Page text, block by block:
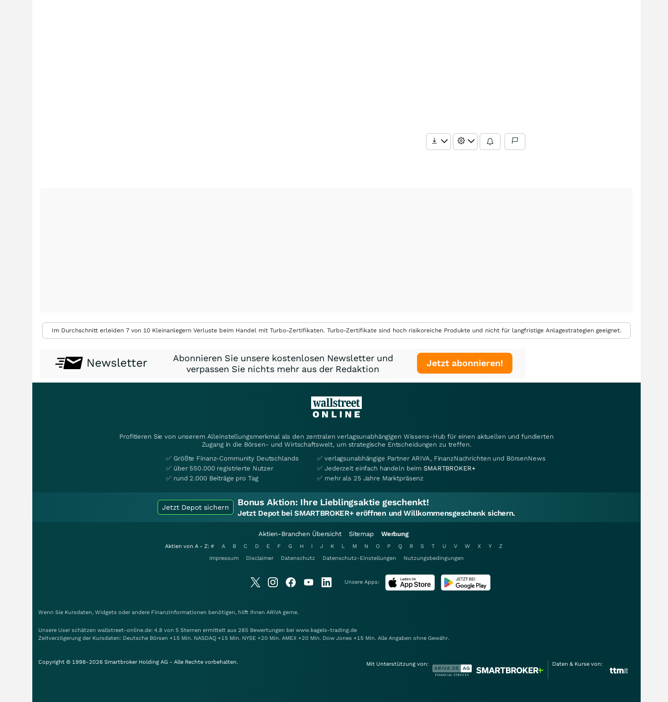
Im Durchschnitt erleiden 7 von 10 Kleinanlegern Verluste beim Handel mit Turbo-Zertifikaten. Turbo-Zertifikate sind hoch risikoreiche Produkte und nicht für langfristige Anlagestrategien geeignet.
Newsletter
Abonnieren Sie unsere kostenlosen Newsletter und
verpassen Sie nichts mehr aus der Redaktion
Jetzt abonnieren!
Profitieren Sie von unserem Alleinstellungsmerkmal als den zentralen verlagsunabhängigen Wissens-Hub für einen aktuellen und fundierten
Zugang in die Börsen- und Wirtschaftswelt, um strategische Entscheidungen zu treffen.
✅ Größte Finanz-Community Deutschlands
✅ über 550.000 registrierte Nutzer
✅ rund 2.000 Beiträge pro Tag
✅ verlagsunabhängige Partner ARIVA, FinanzNachrichten und BörsenNews
✅ Jederzeit einfach handeln beimSMARTBROKER+
✅ mehr als 25 Jahre Marktpräsenz
Jetzt Depot sichern Bonus Aktion: Ihre Lieblingsaktie geschenkt!
Jetzt Depot bei SMARTBROKER+ eröffnen und Willkommensgeschenk sichern.
Aktien-Branchen Übersicht Sitemap Werbung
Aktien von A - Z: # A B C D E F G H I J K L M N O P Q R S T U V W X Y
Z
Impressum
Disclaimer Datenschutz Datenschutz-Einstellungen Nutzungsbedingungen
Unsere Apps:
Wenn Sie Kursdaten, Widgets oder andere Finanzinformationen benötigen, hilft Ihnen ARIVA gerne.
Unsere User schätzen wallstreet-online.de: 4.8 von 5 Sternen ermittelt aus 285 Bewertungen bei www.kagels-trading.de
Zeitverzögerung der Kursdaten: Deutsche Börsen +15 Min. NASDAQ +15 Min. NYSE +20 Min. AMEX +20 Min. Dow Jones +15 Min. Alle Angaben ohne Gewähr.
Copyright © 1998-2026 Smartbroker Holding AG - Alle Rechte vorbehalten. Mit Unterstützung von: Daten & Kurse von: